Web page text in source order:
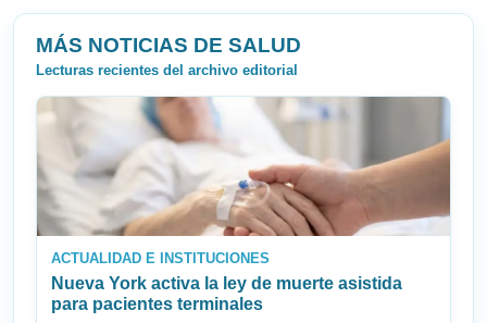
MÁS NOTICIAS DE SALUD
Lecturas recientes del archivo editorial
ACTUALIDAD E INSTITUCIONES
Nueva York activa la ley de muerte asistida
para pacientes terminales